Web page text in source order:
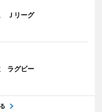
Ｊリーグ
ラグビー